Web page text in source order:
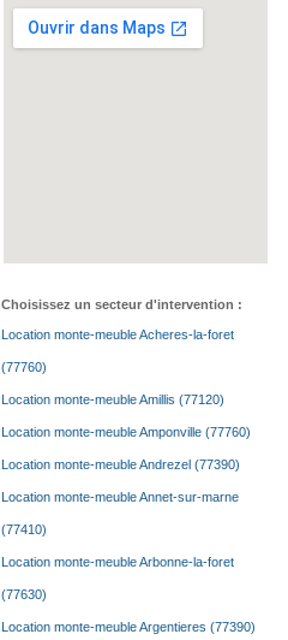
Choisissez un secteur d'intervention :
Location monte-meuble Acheres-la-foret
(77760)
Location monte-meuble Amillis (77120)
Location monte-meuble Amponville (77760)
Location monte-meuble Andrezel (77390)
Location monte-meuble Annet-sur-marne
(77410)
Location monte-meuble Arbonne-la-foret
(77630)
Location monte-meuble Argentieres (77390)